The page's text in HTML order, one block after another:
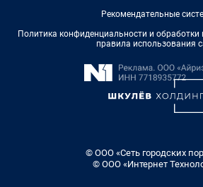
Рекомендательные
Политика конфиденциальности и
правила использования
© ООО «Сеть городских
© ООО «Интернет